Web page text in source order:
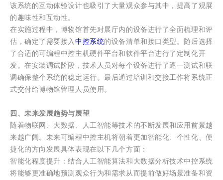
该系统的互动体验设计也吸引了大量观众参与其中，提高了观展
的趣味性和互动性。
在实施过程中，博物馆首先对展厅内的设备进行了全面梳理和评
估，确定了需要接入中控系统的设备清单和接口类型。随后选择
了合适的可编程中控主机硬件平台和软件平台进行了定制化开
发。在安装调试阶段，技术人员对每个设备进行了逐一测试和联
调确保整个系统的稳定运行。最后通过培训和交接工作将系统正
式交付给博物馆管理人员使用。
四、未来发展趋势与展望
随着物联网、大数据、人工智能等技术的不断发展和应用前景越
来越广阔。未来可编程中控主机将朝着更加智能化、个性化、便
捷化的方向发展具体表现在以下几个方面：
智能化程度提升：结合人工智能算法和大数据分析技术中控系统
将能够更准确地预测观众行为和需求从而提前做好场景准备和资